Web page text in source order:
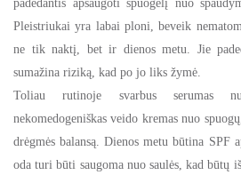
padedantis apsaugoti spuogelį nuo
Pleistriukai yra labai ploni, beveik
ne tik naktį, bet ir dienos metu. Jie
sumažina riziką, kad po jo liks žymė.
Toliau rutinoje svarbus serumas
nekomedogeniškas veido kremas nuo
drėgmės balansą. Dienos metu būtina SPF
oda turi būti saugoma nuo saulės, kad būtų